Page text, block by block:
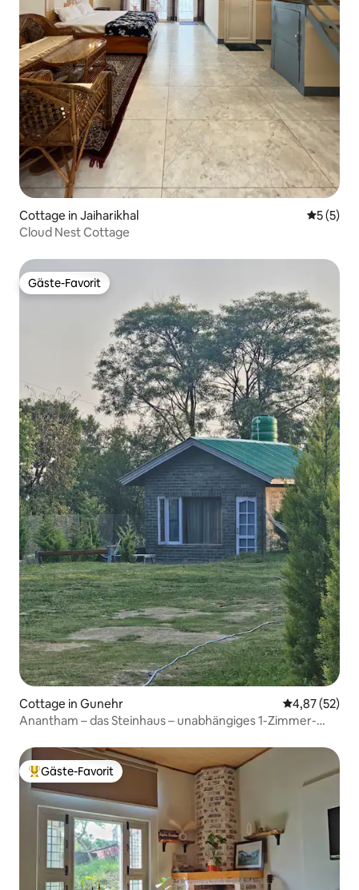
Cottage in Jaiharikhal
5 (5)
Cloud Nest Cottage
Gäste-Favorit
Gäste-Favorit
Cottage in Gunehr
4,87 (52)
Anantham – das Steinhaus – unabhängiges 1-Zimmer-
Beliebter Gäste-Favorit.
Gäste-Favorit